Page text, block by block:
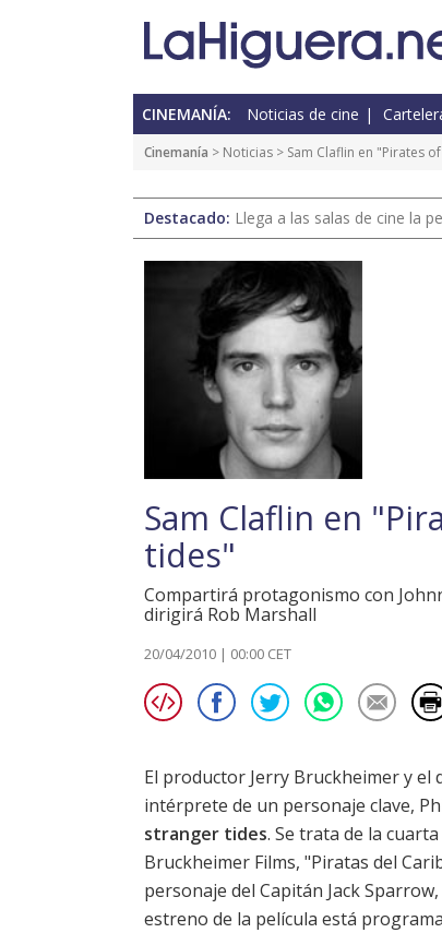
CINEMANÍA: Noticias de cine
Cinemanía > Noticias > Sam Claflin en "Pirates
Destacado: Llega a las salas de cine la
Sam Claflin en
tides"
Compartirá protagonismo con
dirigirá Rob Marshall
20/04/2010 | 00:00 CET
El productor Jerry Bruckheimer y el
intérprete de un personaje clave,
stranger tides. Se trata de la
Bruckheimer Films, "Piratas del
personaje del Capitán Jack
estreno de la película está